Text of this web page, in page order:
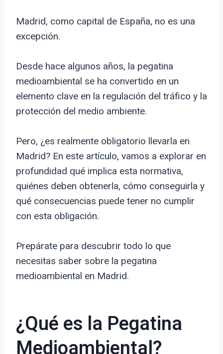
Madrid, como capital de España, no es una
excepción.
Desde hace algunos años, la pegatina
medioambiental se ha convertido en un
elemento clave en la regulación del tráfico y la
protección del medio ambiente.
Pero, ¿es realmente obligatorio llevarla en
Madrid? En este artículo, vamos a explorar en
profundidad qué implica esta normativa,
quiénes deben obtenerla, cómo conseguirla y
qué consecuencias puede tener no cumplir
con esta obligación.
Prepárate para descubrir todo lo que
necesitas saber sobre la pegatina
medioambiental en Madrid.
¿Qué es la Pegatina